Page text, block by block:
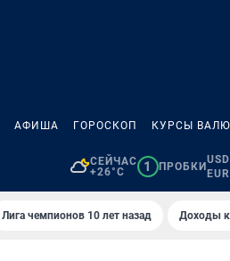
АФИША ГОРОСКОП КУРСЫ
СЕЙЧАС
+26°C
1 ПРОБКИ
Лига чемпионов 10 лет назад Доходы